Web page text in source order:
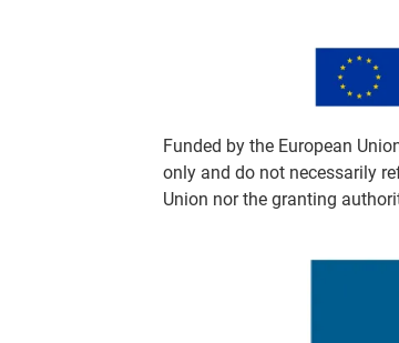
Funded by the European
only and do not necessarily
Union nor the granting